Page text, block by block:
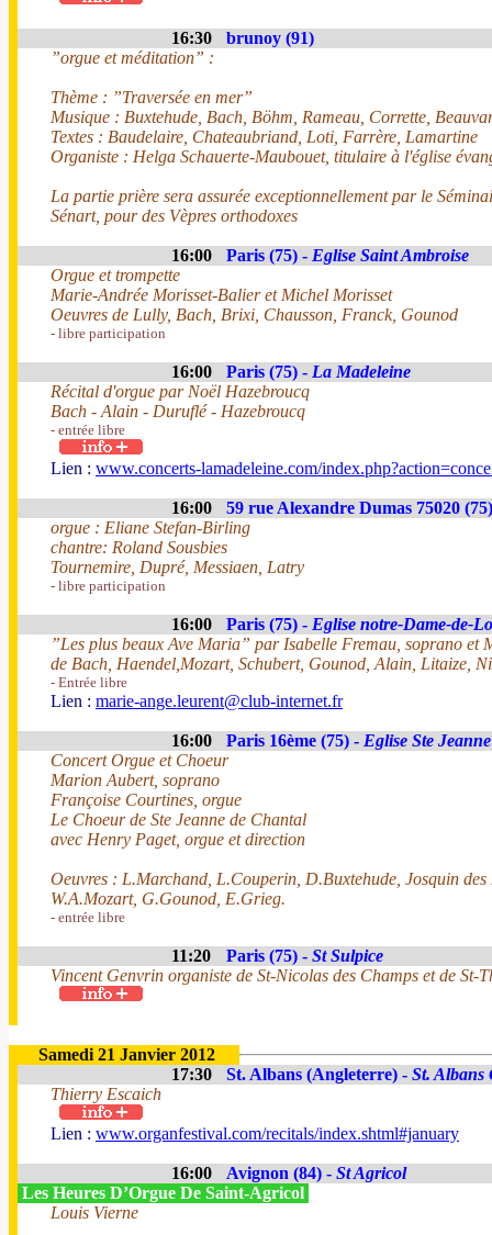
16:30
brunoy (91)
”orgue et méditation” :
Thème : ”Traversée en mer”
Musique : Buxtehude, Bach, Böhm, Rameau, Corrette,
Textes : Baudelaire, Chateaubriand, Loti, Farrère, Lamartine
Organiste : Helga Schauerte-Maubouet, titulaire à l'église
La partie prière sera assurée exceptionnellement par le
Sénart, pour des Vèpres orthodoxes
16:00 Paris (75) - Eglise Saint Ambroise
Orgue et trompette
Marie-Andrée Morisset-Balier et Michel Morisset
Oeuvres de Lully, Bach, Brixi, Chausson, Franck, Gounod
- libre participation
16:00 Paris (75) - La Madeleine
Récital d'orgue par Noël Hazebroucq
Bach - Alain - Duruflé - Hazebroucq
- entrée libre
Lien : www.concerts-lamadeleine.com/
16:00
59 rue Alexandre Dumas 75020
orgue : Eliane Stefan-Birling
chantre: Roland Sousbies
Tournemire, Dupré, Messiaen, Latry
- libre participation
16:00 Paris (75) - Eglise notre-Dame-de-
”Les plus beaux Ave Maria” par Isabelle Fremau, soprano et
de Bach, Haendel,Mozart, Schubert, Gounod, Alain, Litaize,
- Entrée libre
Lien : marie-ange.leurent@club-internet.fr
16:00 Paris 16ème (75) - Eglise Ste
Concert Orgue et Choeur
Marion Aubert, soprano
Françoise Courtines, orgue
Le Choeur de Ste Jeanne de Chantal
avec Henry Paget, orgue et direction
Oeuvres : L.Marchand, L.Couperin, D.Buxtehude, Josquin
W.A.Mozart, G.Gounod, E.Grieg.
- entrée libre
11:20 Paris (75) - St Sulpice
Vincent Genvrin organiste de St-Nicolas des Champs et de St-
Samedi 21 Janvier 2012
17:30
St. Albans (Angleterre) - St. Albans
Thierry Escaich
Lien : www.organfestival.com/recitals/index.shtml#january
16:00 Avignon (84) - St Agricol
Les Heures D’Orgue De Saint-Agricol
Louis Vierne